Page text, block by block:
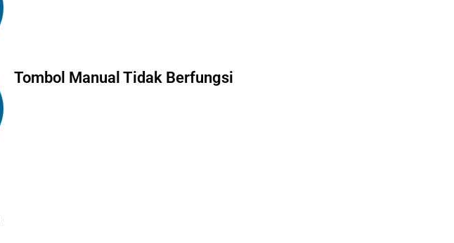
Tombol Manual Tidak Berfungsi